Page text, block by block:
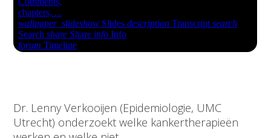
Dr. Lenny Verkooijen (Epidemiologie, UMC
Utrecht) onderzoekt welke kankertherapieën